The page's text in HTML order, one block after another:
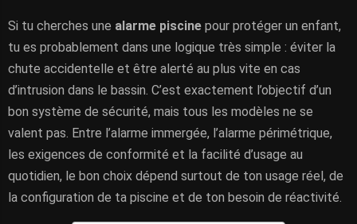
Si tu cherches une alarme piscine pour protéger un enfant,
tu es probablement dans une logique très simple : éviter la
chute accidentelle et être alerté au plus vite en cas
d’intrusion dans le bassin. C’est exactement l’objectif d’un
bon système de sécurité, mais tous les modèles ne se
valent pas. Entre l’alarme immergée, l’alarme périmétrique,
les exigences de conformité et la facilité d’usage au
quotidien, le bon choix dépend surtout de ton usage réel, de
la configuration de ta piscine et de ton besoin de réactivité.